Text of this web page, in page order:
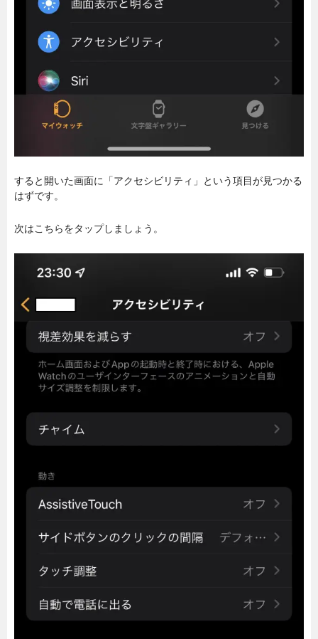
すると開いた画面に「アクセシビリティ」という項目が見つかる
はずです。
次はこちらをタップしましょう。